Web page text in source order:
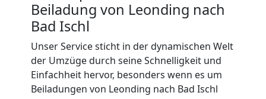
Beiladung von Leonding nach
Bad Ischl
Unser Service sticht in der dynamischen Welt
der Umzüge durch seine Schnelligkeit und
Einfachheit hervor, besonders wenn es um
Beiladungen von Leonding nach Bad Ischl